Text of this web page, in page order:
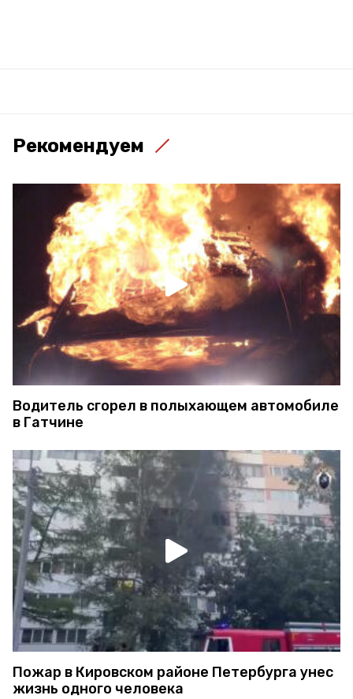
Рекомендуем
Водитель сгорел в полыхающем автомобиле
в Гатчине
Пожар в Кировском районе Петербурга унес
жизнь одного человека